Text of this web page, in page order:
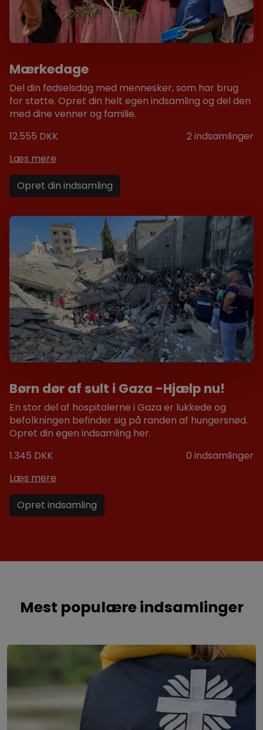
Mærkedage
Del din fødselsdag med mennesker, som har brug
for støtte. Opret din helt egen indsamling og del den
med dine venner og familie.
12.555 DKK
2indsamlinger
Læs mere
Opret din indsamling
Børn dør af sult i Gaza -Hjælp nu!
En stor del af hospitalerne i Gaza er lukkede og
befolkningen befinder sig på randen af hungersnød.
Opret din egen indsamling her.
1.345 DKK
0 indsamlinger
Læs mere
Opret indsamling
Mest populære indsamlinger